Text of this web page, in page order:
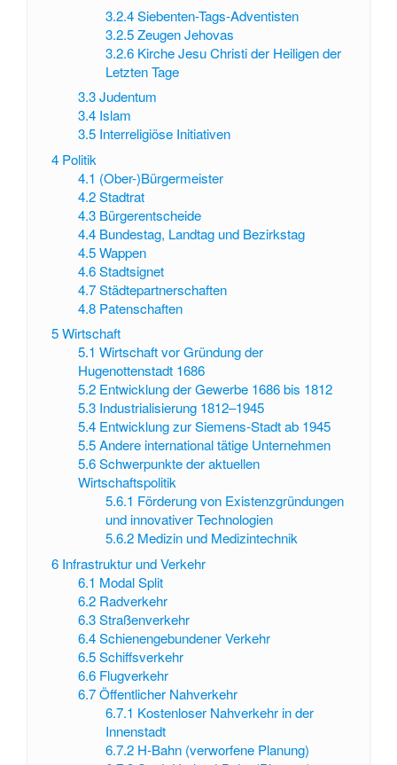
3.2.4 Siebenten-Tags-Adventisten
3.2.5 Zeugen Jehovas
3.2.6 Kirche Jesu Christi der Heiligen der
Letzten Tage
3.3 Judentum
3.4 Islam
3.5 Interreligiöse Initiativen
4 Politik
4.1 (Ober-)Bürgermeister
4.2 Stadtrat
4.3 Bürgerentscheide
4.4 Bundestag, Landtag und Bezirkstag
4.5 Wappen
4.6 Stadtsignet
4.7 Städtepartnerschaften
4.8 Patenschaften
5Wirtschaft
5.1 Wirtschaft vor Gründung der
Hugenottenstadt 1686
5.2 Entwicklung der Gewerbe 1686 bis 1812
5.3 Industrialisierung 1812–1945
5.4 Entwicklung zur Siemens-Stadt ab 1945
5.5 Andere international tätige Unternehmen
5.6 Schwerpunkte der aktuellen
Wirtschaftspolitik
5.6.1 Förderung von Existenzgründungen
und innovativer Technologien
5.6.2 Medizin und Medizintechnik
6 Infrastruktur und Verkehr
6.1 Modal Split
6.2 Radverkehr
6.3 Straßenverkehr
6.4 Schienengebundener Verkehr
6.5 Schiffsverkehr
6.6 Flugverkehr
6.7 Öffentlicher Nahverkehr
6.7.1 Kostenloser Nahverkehr in der
Innenstadt
6.7.2 H-Bahn (verworfene Planung)